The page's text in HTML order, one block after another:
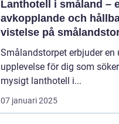
Lanthotell i småland –
avkopplande och
vistelse på
Smålandstorpet erbjuder en
upplevelse för dig som
mysigt lanthotell i...
07 januari 2025